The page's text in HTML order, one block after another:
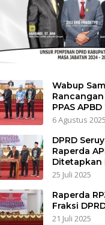
Wabup
PPAS
6 Agustus 2025
DPRD
Raperda
Ditetapkan
25 Juli 2025
Raperda
Fraksi
21 Juli 2025